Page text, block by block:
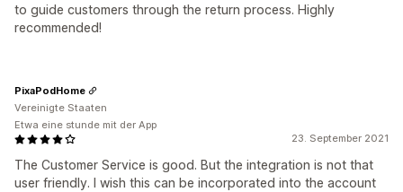
to guide customers through the return process. Highly
recommended!
23. September 2021
The Customer Service is good. But the integration is not that
user friendly. I wish this can be incorporated into the account
PixaPodHome
Vereinigte Staaten
Etwa eine stunde mit der App